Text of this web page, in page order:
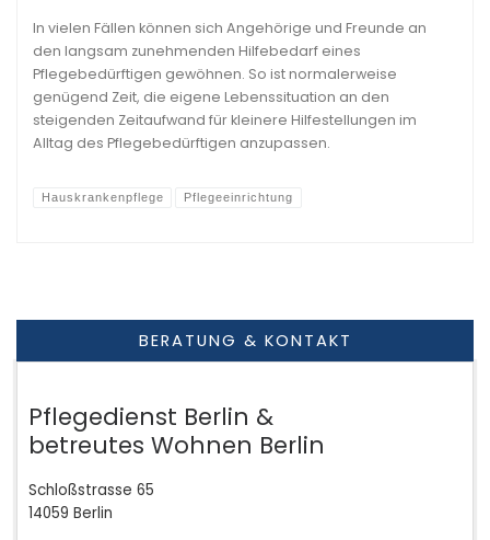
In vielen Fällen können sich Angehörige und Freunde an
den langsam zunehmenden Hilfebedarf eines
Pflegebedürftigen gewöhnen. So ist normalerweise
genügend Zeit, die eigene Lebenssituation an den
steigenden Zeitaufwand für kleinere Hilfestellungen im
Alltag des Pflegebedürftigen anzupassen.
Hauskrankenpflege Pflegeeinrichtung
BERATUNG & KONTAKT
Pflegedienst Berlin &
betreutes Wohnen Berlin
Schloßstrasse 65
14059 Berlin